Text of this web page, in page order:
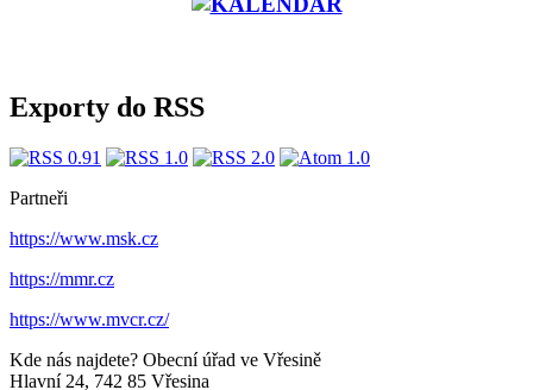
Exporty do RSS
Partneři
https://www.msk.cz
https://mmr.cz
https://www.mvcr.cz/
Kde nás najdete? Obecní úřad ve Vřesině
Hlavní 24, 742 85 Vřesina